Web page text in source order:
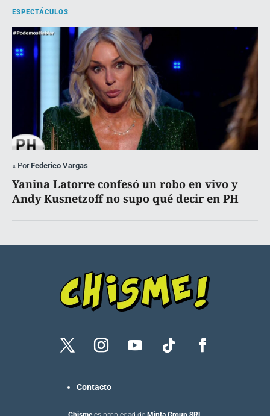
ESPECTÁCULOS
« PorFederico Vargas
Yanina Latorre confesó un robo en vivo y
Andy Kusnetzoff no supo qué decir en PH
Contacto